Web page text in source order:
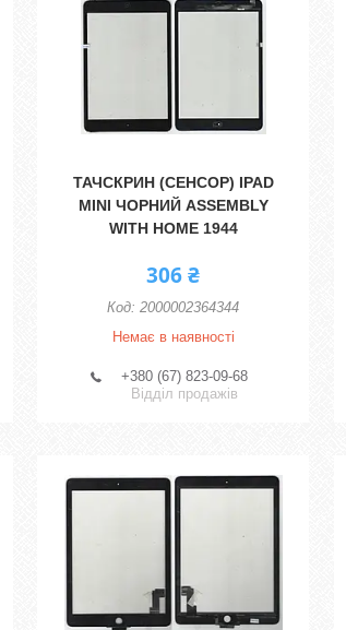
ТАЧСКРИН (СЕНСОР) IPAD
MINI ЧОРНИЙ ASSEMBLY
WITH HOME 1944
306 ₴
2000002364344
Немає в наявності
+380 (67) 823-09-68
Відділ продажів